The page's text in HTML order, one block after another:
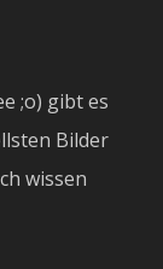
;o) gibt es
Bilder
wissen